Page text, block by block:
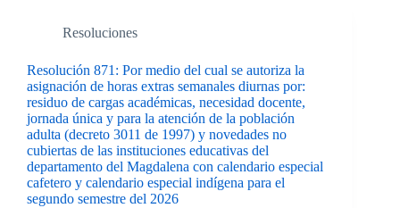
Resoluciones
Resolución 871: Por medio del cual se autoriza la
asignación de horas extras semanales diurnas por:
residuo de cargas académicas, necesidad docente,
jornada única y para la atención de la población
adulta (decreto 3011 de 1997) y novedades no
cubiertas de las instituciones educativas del
departamento del Magdalena con calendario especial
cafetero y calendario especial indígena para el
segundo semestre del 2026